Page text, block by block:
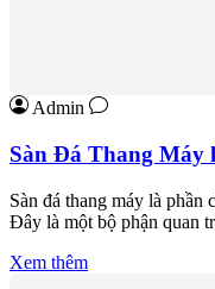
Admin
Sàn Đá Thang Máy
Sàn đá thang máy là phần
Đây là một bộ phận quan
Xem thêm